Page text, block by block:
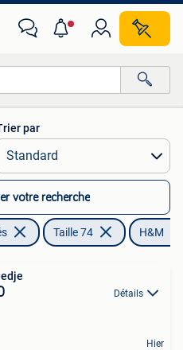
distances…
par
votre recherche
Taille 74 H&M
Détails
Hier